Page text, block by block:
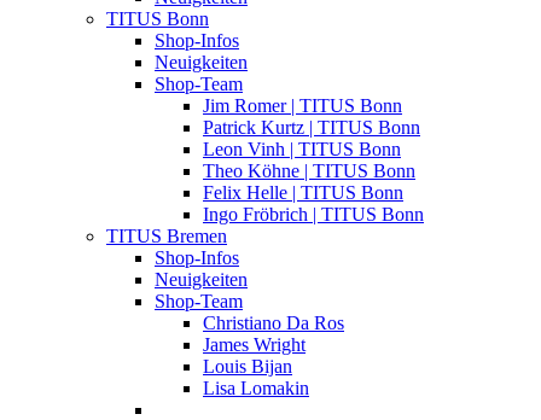
TITUS Bonn
Shop-Infos
Neuigkeiten
Shop-Team
Jim Romer | TITUS Bonn
Patrick Kurtz | TITUS Bonn
Leon Vinh | TITUS Bonn
Theo Köhne | TITUS Bonn
Felix Helle | TITUS Bonn
Ingo Fröbrich | TITUS Bonn
TITUS Bremen
Shop-Infos
Neuigkeiten
Shop-Team
Christiano Da Ros
James Wright
Louis Bijan
Lisa Lomakin